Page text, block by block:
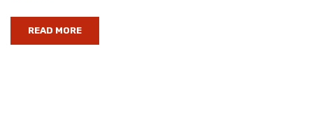
READ MORE